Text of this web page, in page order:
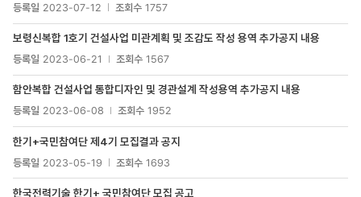
등록일 2023-07-12 조회수 1757
보령신복합 1호기 건설사업 미관계획 및 조감도 작성 용역 추가공지 내용
등록일 2023-06-21 조회수 1567
함안복합 건설사업 통합디자인 및 경관설계 작성용역 추가공지 내용
등록일 2023-06-08 조회수 1952
한기+국민참여단 제4기 모집결과 공지
등록일 2023-05-19 조회수 1693
한국전력기술 한기+ 국민참여단 모집 공고